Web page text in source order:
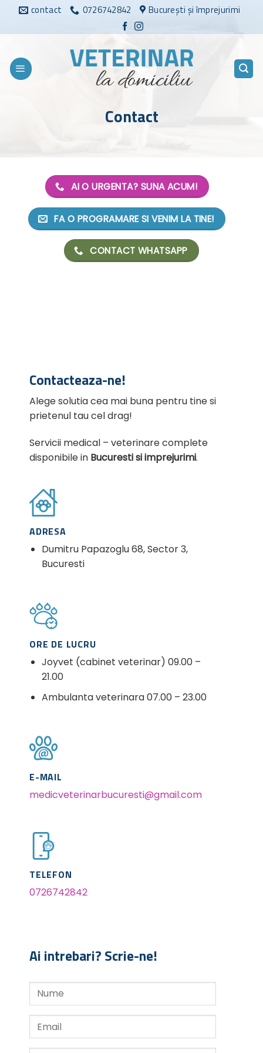
conținut
contact 0726742842 București și împrejurimi
Contact
AI O URGENTA? SUNA ACUM!
FA O PROGRAMARE SI VENIM LA TINE!
CONTACT WHATSAPP
Contacteaza-ne!
Alege solutia cea mai buna pentru tine si
prietenul tau cel drag!
Servicii medical – veterinare complete
disponibile in Bucuresti si imprejurimi.
ADRESA
Dumitru Papazoglu 68, Sector 3,
Bucuresti
ORE DE LUCRU
Joyvet (cabinet veterinar) 09.00 –
21.00
Ambulanta veterinara 07.00 – 23.00
E-MAIL
medicveterinarbucuresti@gmail.com
TELEFON
0726742842
Ai intrebari? Scrie-ne!